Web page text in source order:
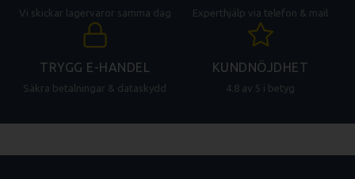
Vi skickar lagervaror samma dag Experthjälp via telefon & mail
TRYGG E-HANDEL
Säkra betalningar & dataskydd
KUNDNÖJDHET
4.8 av 5 i betyg